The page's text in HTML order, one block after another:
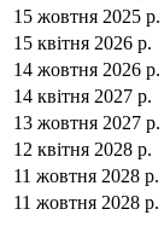
15 жовтня 2025 р.
15 квітня 2026 р.
14 жовтня 2026 р.
14 квітня 2027 р.
13 жовтня 2027 р.
12 квітня 2028 р.
11 жовтня 2028 р.
11 жовтня 2028 р.